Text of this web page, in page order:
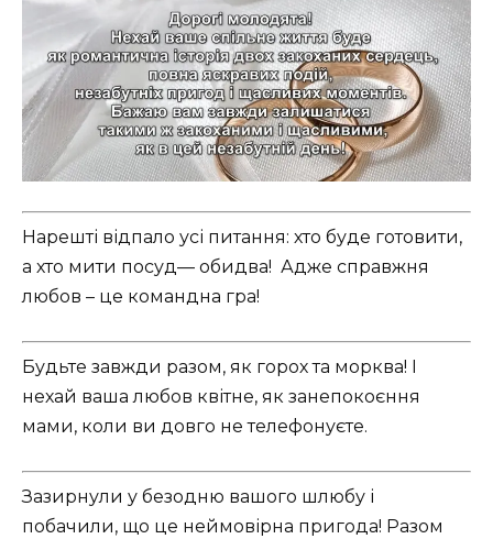
Нарешті відпало усі питання: хто буде готовити,
а хто мити посуд— обидва! ️ Адже справжня
любов – це командна гра!
Будьте завжди разом, як горох та морква! І
нехай ваша любов квітне, як занепокоєння
мами, коли ви довго не телефонуєте.
Зазирнули у безодню вашого шлюбу і
побачили, що це неймовірна пригода! Разом